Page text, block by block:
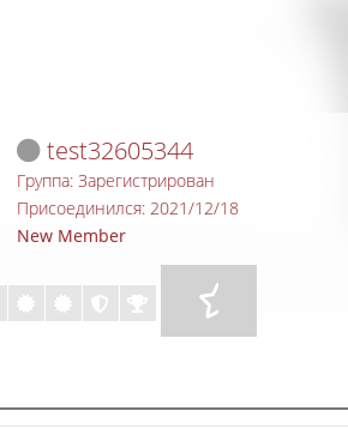
test32605344
Группа: Зарегистрирован
Присоединился: 2021/12/18
New Member